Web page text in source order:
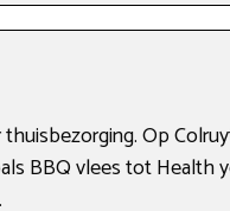
Op
BBQ vlees tot Health